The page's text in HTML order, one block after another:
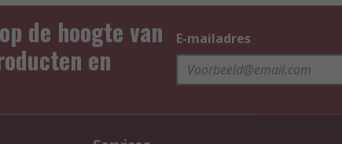
de hoogte van
en
E-mailadres